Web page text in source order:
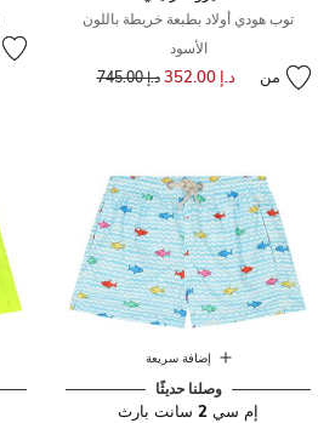
توب هودي أولاد بطبعة خريطة باللون
الأسود
من د.إ 352.00 سعر مخفض مند.إ 745.00
إضافة سريعة
وصلنا حديثًا
إم سي 2 سانت بارث